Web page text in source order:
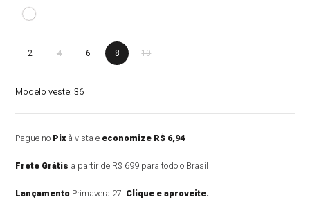
2 4 6 8 10
Modelo veste:36
Pague no Pixà vista e economize R$ 6,94
Frete Grátis a partir de R$ 699 para todo o Brasil
Lançamento Primavera 27. Clique e aproveite.